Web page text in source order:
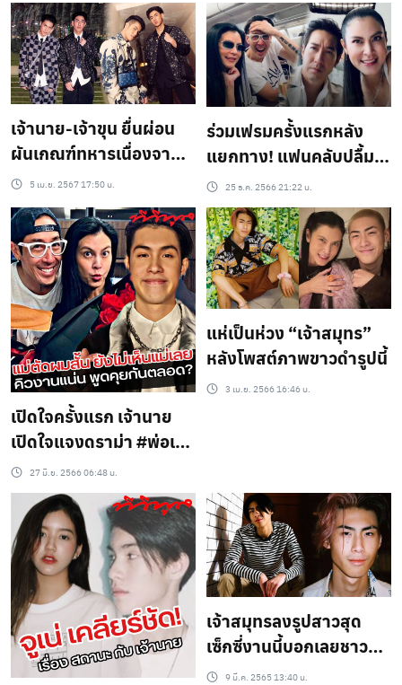
เจ้านาย-เจ้าขุน ยื่นผ่อน
ผันเกณฑ์ทหารเนื่องจาก
โรคกระดูกสันหลังเคลื่อน
5 เม.ย. 2567 17:50 น.
ร่วมเฟรมครั้งแรกหลัง
แยกทาง! แฟนคลับปลื้ม
พ่อเจ-แม่ปิ่น แม้สถานะ
เปลี่ยนแต่ความพ่อ แม่ไม่
เปลี่ยน..?
25 ธ.ค. 2566 21:22 น.
เปิดใจครั้งแรก เจ้านาย
เปิดใจแจงดราม่า #พ่อเจ
#แม่ปิ่น แยกทาง (ชม
คลิป)
27 มิ.ย. 2566 06:48 น.
แห่เป็นห่วง “เจ้าสมุทร”
หลังโพสต์ภาพขาวดำรูปนี้
3 เม.ย. 2566 16:46 น.
เจ้าสมุทรลงรูปสาวสุด
เซ็กซี่งานนี้บอกเลยชาว
เน็ตแห่คอมเมนต์กันแร
9 มี.ค. 2565 13:40 น.